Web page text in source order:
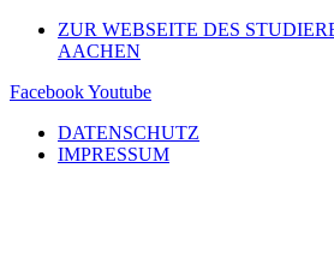
ZUR WEBSEITE DES
AACHEN
FacebookYoutube
DATENSCHUTZ
IMPRESSUM